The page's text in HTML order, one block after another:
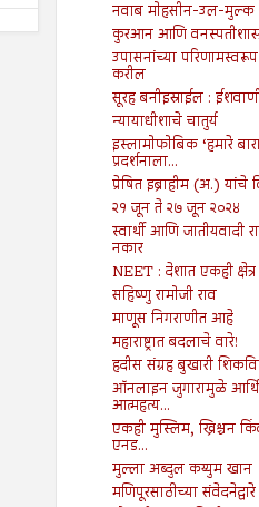
नवाब मोहसीन-उल-मुल्क
कुरआन आणि
उपासनांच्या
करील
सूरह बनीइस्राईल :
न्यायाधीशाचे चातुर्य
इस्लामोफोबिक ‘हमारे
प्रदर्शनाला...
प्रेषित इब्राहीम (अ.) यांचे
२१ जून ते २७ जून २०२४
स्वार्थी आणि जातीयवादी
नकार
NEET : देशात एकही क्षेत्र
सहिष्णु रामोजी राव
माणूस निगराणीत आहे
महाराष्ट्रात बदलाचे वारे!
हदीस संग्रह बुखारी
ऑनलाइन जुगारामुळे
आत्महत्य...
एकही मुस्लिम, ख्रिश्चन
एनड...
मुल्ला अब्दुल कय्युम खान
मणिपूरसाठीच्या